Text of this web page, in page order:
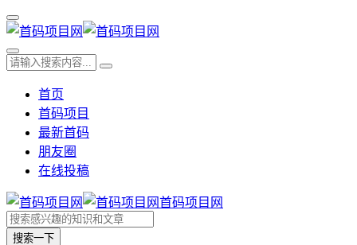
首页
首码项目
最新首码
朋友圈
在线投稿
首码项目网
搜索一下